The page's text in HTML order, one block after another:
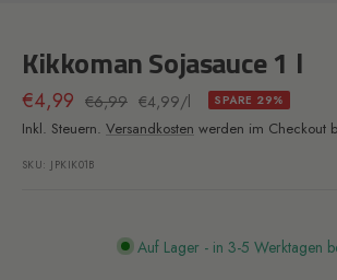
Kikkoman Sojasauce 1 l
Angebotspreis
€4,99 Regulärer
Preis
€6,99 €4,99/l SPARE 29%
Inkl. Steuern. Versandkosten werden im Checkout
SKU: JPKIK01B
Auf Lager - in 3-5 Werktagen